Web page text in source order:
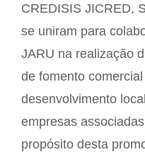
CREDISIS JICRED,
se uniram para
JARU na realização
de fomento
desenvolvimento
empresas
propósito desta